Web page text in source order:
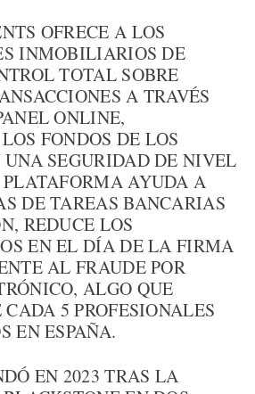
OFRECE A LOS
INMOBILIARIOS DE
TOTAL SOBRE
A TRAVÉS
ONLINE,
FONDOS DE LOS
SEGURIDAD DE NIVEL
AYUDA A
DE TAREAS BANCARIAS
REDUCE LOS
EN EL DÍA DE LA FIRMA
AL FRAUDE POR
ALGO QUE
5 PROFESIONALES
EN ESPAÑA.
EN 2023 TRAS LA